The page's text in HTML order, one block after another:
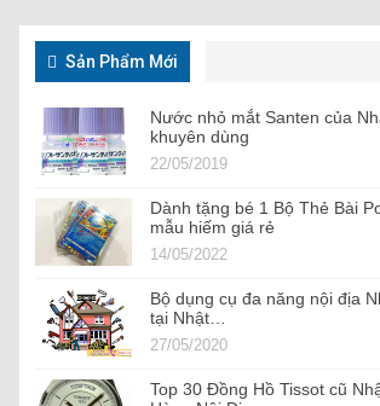
Sản Phẩm Mới
Nước nhỏ mắt Santen của
khuyên dùng
22/05/2019
Dành tặng bé 1 Bộ Thẻ Bài
mẫu hiếm giá rẻ
14/05/2022
Bộ dụng cụ đa năng nội địa
tại Nhật…
27/05/2020
Top 30 Đồng Hồ Tissot cũ